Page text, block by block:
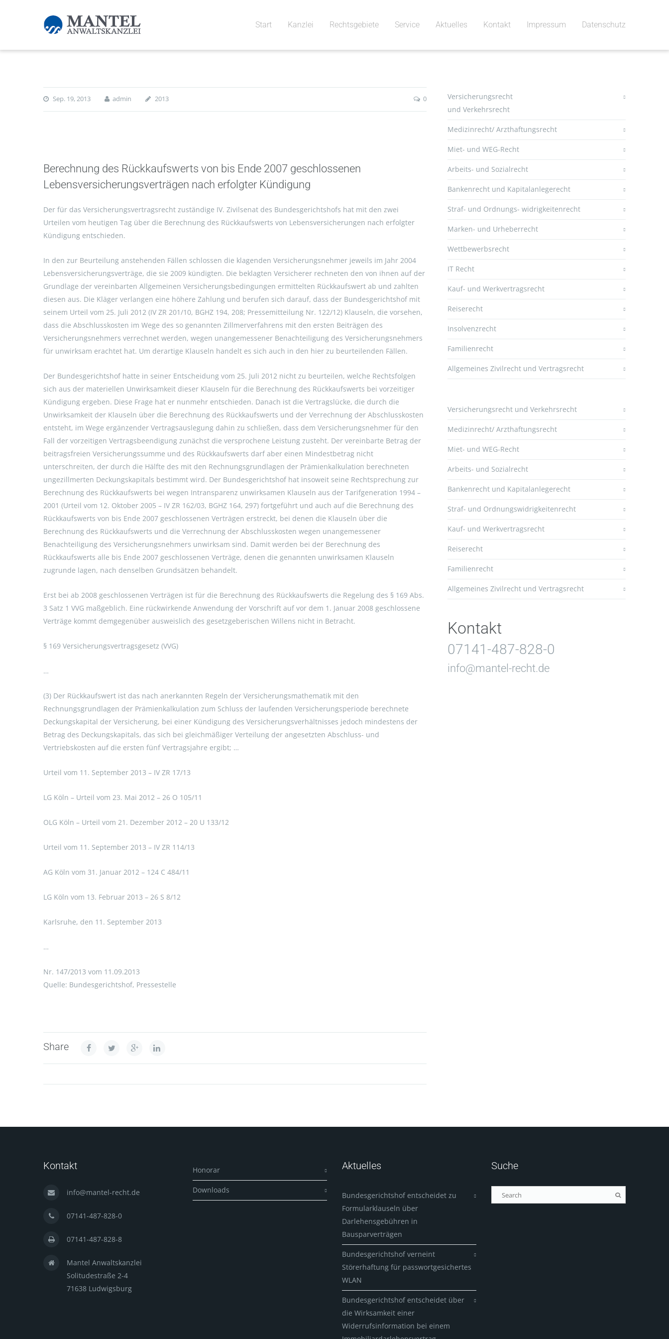
Start Kanzlei Rechtsgebiete Service Aktuelles Kontakt Impressum Datenschutz
Sep. 19, 2013 admin 2013 0
Berechnung des Rückkaufswerts von bis Ende 2007 geschlossenen
Lebensversicherungsverträgen nach erfolgter Kündigung
Der für das Versicherungsvertragsrecht zuständige IV. Zivilsenat des Bundesgerichtshofs hat mit den zwei
Urteilen vom heutigen Tag über die Berechnung des Rückkaufswerts von Lebensversicherungen nach erfolgter
Kündigung entschieden.
In den zur Beurteilung anstehenden Fällen schlossen die klagenden Versicherungsnehmer jeweils im Jahr 2004
Lebensversicherungsverträge, die sie 2009 kündigten. Die beklagten Versicherer rechneten den von ihnen auf der
Grundlage der vereinbarten Allgemeinen Versicherungsbedingungen ermittelten Rückkaufswert ab und zahlten
diesen aus. Die Kläger verlangen eine höhere Zahlung und berufen sich darauf, dass der Bundesgerichtshof mit
seinem Urteil vom 25. Juli 2012 (IV ZR 201/10, BGHZ 194, 208; Pressemitteilung Nr. 122/12) Klauseln, die vorsehen,
dass die Abschlusskosten im Wege des so genannten Zillmerverfahrens mit den ersten Beiträgen des
Versicherungsnehmers verrechnet werden, wegen unangemessener Benachteiligung des Versicherungsnehmers
für unwirksam erachtet hat. Um derartige Klauseln handelt es sich auch in den hier zu beurteilenden Fällen.
Der Bundesgerichtshof hatte in seiner Entscheidung vom 25. Juli 2012 nicht zu beurteilen, welche Rechtsfolgen
sich aus der materiellen Unwirksamkeit dieser Klauseln für die Berechnung des Rückkaufswerts bei vorzeitiger
Kündigung ergeben. Diese Frage hat er nunmehr entschieden. Danach ist die Vertragslücke, die durch die
Unwirksamkeit der Klauseln über die Berechnung des Rückkaufswerts und der Verrechnung der Abschlusskosten
entsteht, im Wege ergänzender Vertragsauslegung dahin zu schließen, dass dem Versicherungsnehmer für den
Fall der vorzeitigen Vertragsbeendigung zunächst die versprochene Leistung zusteht. Der vereinbarte Betrag der
beitragsfreien Versicherungssumme und des Rückkaufswerts darf aber einen Mindestbetrag nicht
unterschreiten, der durch die Hälfte des mit den Rechnungsgrundlagen der Prämienkalkulation berechneten
ungezillmerten Deckungskapitals bestimmt wird. Der Bundesgerichtshof hat insoweit seine Rechtsprechung zur
Berechnung des Rückkaufswerts bei wegen Intransparenz unwirksamen Klauseln aus der Tarifgeneration 1994 –
2001 (Urteil vom 12. Oktober 2005 – IV ZR 162/03, BGHZ 164, 297) fortgeführt und auch auf die Berechnung des
Rückkaufswerts von bis Ende 2007 geschlossenen Verträgen erstreckt, bei denen die Klauseln über die
Berechnung des Rückkaufswerts und die Verrechnung der Abschlusskosten wegen unangemessener
Benachteiligung des Versicherungsnehmers unwirksam sind. Damit werden bei der Berechnung des
Rückkaufswerts alle bis Ende 2007 geschlossenen Verträge, denen die genannten unwirksamen Klauseln
zugrunde lagen, nach denselben Grundsätzen behandelt.
Erst bei ab 2008 geschlossenen Verträgen ist für die Berechnung des Rückkaufswerts die Regelung des § 169 Abs.
3 Satz 1 VVG maßgeblich. Eine rückwirkende Anwendung der Vorschrift auf vor dem 1. Januar 2008 geschlossene
Verträge kommt demgegenüber ausweislich des gesetzgeberischen Willens nicht in Betracht.
§ 169 Versicherungsvertragsgesetz (VVG)
…
(3) Der Rückkaufswert ist das nach anerkannten Regeln der Versicherungsmathematik mit den
Rechnungsgrundlagen der Prämienkalkulation zum Schluss der laufenden Versicherungsperiode berechnete
Deckungskapital der Versicherung, bei einer Kündigung des Versicherungsverhältnisses jedoch mindestens der
Betrag des Deckungskapitals, das sich bei gleichmäßiger Verteilung der angesetzten Abschluss- und
Vertriebskosten auf die ersten fünf Vertragsjahre ergibt; …
Urteil vom 11. September 2013 – IV ZR 17/13
LG Köln – Urteil vom 23. Mai 2012 – 26 O 105/11
OLG Köln – Urteil vom 21. Dezember 2012 – 20 U 133/12
Urteil vom 11. September 2013 – IV ZR 114/13
AG Köln vom 31. Januar 2012 – 124 C 484/11
LG Köln vom 13. Februar 2013 – 26 S 8/12
Karlsruhe, den 11. September 2013
…
Nr. 147/2013 vom 11.09.2013
Quelle: Bundesgerichtshof, Pressestelle
Share
Versicherungsrecht
und Verkehrsrecht
Medizinrecht/ Arzthaftungsrecht
Miet- und WEG-Recht
Arbeits- und Sozialrecht
Bankenrecht und Kapitalanlegerecht
Straf- und Ordnungs- widrigkeitenrecht
Marken- und Urheberrecht
Wettbewerbsrecht
IT Recht
Kauf- und Werkvertragsrecht
Reiserecht
Insolvenzrecht
Familienrecht
Allgemeines Zivilrecht und Vertragsrecht
Versicherungsrecht und Verkehrsrecht
Medizinrecht/ Arzthaftungsrecht
Miet- und WEG-Recht
Arbeits- und Sozialrecht
Bankenrecht und Kapitalanlegerecht
Straf- und Ordnungswidrigkeitenrecht
Kauf- und Werkvertragsrecht
Reiserecht
Familienrecht
Allgemeines Zivilrecht und Vertragsrecht
Kontakt
07141-487-828-0
info@mantel-recht.de
Kontakt
info@mantel-recht.de
07141-487-828-0
07141-487-828-8
Mantel Anwaltskanzlei
Solitudestraße 2-4
71638 Ludwigsburg
Honorar
Downloads
Aktuelles
Bundesgerichtshof entscheidet zu
Formularklauseln über
Darlehensgebühren in
Bausparverträgen
Bundesgerichtshof verneint
Störerhaftung für passwortgesichertes
WLAN
Bundesgerichtshof entscheidet über
die Wirksamkeit einer
Widerrufsinformation bei einem
Suche